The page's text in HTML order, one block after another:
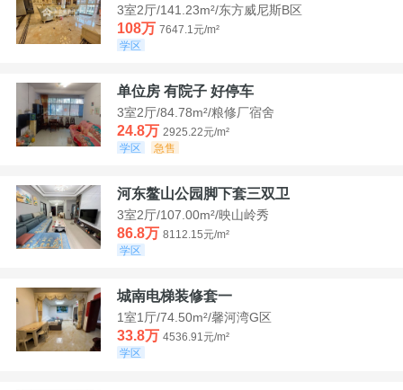
3室2厅/141.23m²/东方威尼斯B区
108万 7647.1元/m²
学区
单位房 有院子 好停车
3室2厅/84.78m²/粮修厂宿舍
24.8万 2925.22元/m²
学区
急售
河东鳌山公园脚下套三双卫
3室2厅/107.00m²/映山岭秀
86.8万 8112.15元/m²
学区
城南电梯装修套一
1室1厅/74.50m²/馨河湾G区
33.8万 4536.91元/m²
学区